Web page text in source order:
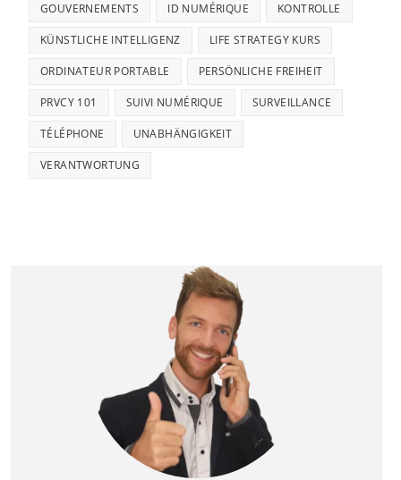
GOUVERNEMENTS ID NUMÉRIQUE KONTROLLE
KÜNSTLICHE INTELLIGENZ LIFE STRATEGY KURS
ORDINATEUR PORTABLE PERSÖNLICHE FREIHEIT
PRVCY 101 SUIVI NUMÉRIQUE SURVEILLANCE
TÉLÉPHONE UNABHÄNGIGKEIT
VERANTWORTUNG